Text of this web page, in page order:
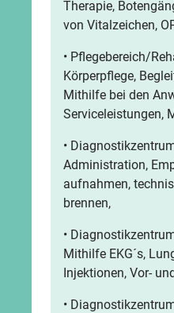
Therapie,
von Vitalzeichen,
• Pflegebereich/
Körperpflege,
Mithilfe bei den
Serviceleistungen,
•
Administration,
aufnahmen,
brennen,
•
Mithilfe EKG´s,
Injektionen, Vor-
•